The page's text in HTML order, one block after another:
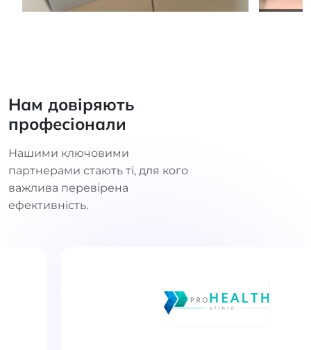
Нам довіряють
професіонали
Нашими ключовими
партнерами стають ті, для кого
важлива перевірена
ефективність.